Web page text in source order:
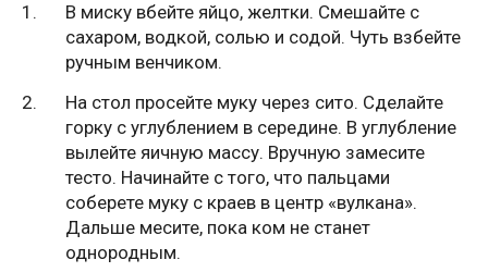
В миску вбейте яйцо, желтки. Смешайте с
сахаром, водкой, солью и содой. Чуть взбейте
ручным венчиком.
На стол просейте муку через сито. Сделайте
горку с углублением в середине. В углубление
вылейте яичную массу. Вручную замесите
тесто. Начинайте с того, что пальцами
соберете муку с краев в центр «вулкана».
Дальше месите, пока ком не станет
однородным.